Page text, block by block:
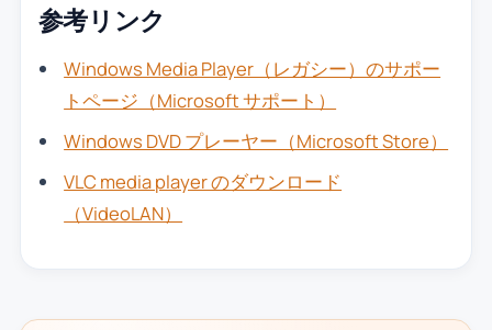
参考リンク
Windows Media Player（レガシー）のサポー
トページ（Microsoft サポート）
Windows DVD プレーヤー（Microsoft Store）
VLC media player のダウンロード
（VideoLAN）